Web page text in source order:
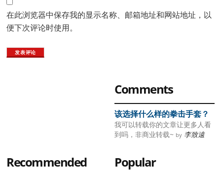
在此浏览器中保存我的显示名称、邮箱地址和网站地址，以
便下次评论时使用。
Comments
该选择什么样的拳击手套？
我可以转载你的文章让更多人看
到吗，非商业转载~ by 李致遠
Recommended Popular